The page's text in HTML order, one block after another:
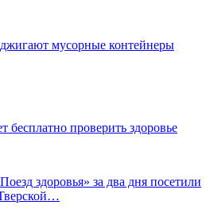
мусорные контейнеры
бесплатно проверить здоровье
здоровья» за два дня посетили